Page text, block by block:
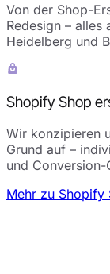
Von der Shop-
Redesign – alles
Heidelberg und
Shopify Shop
Wir konzipieren
Grund auf –
und Conversion-
Mehr zu Shopify